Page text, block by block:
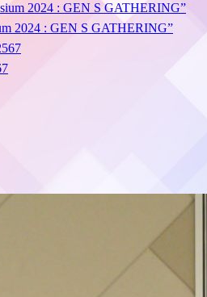
2024 : GEN S GATHERING”